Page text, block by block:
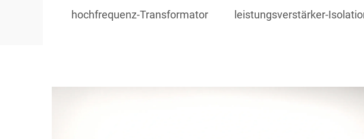
hochfrequenz-Transformator leistungsverstärker-